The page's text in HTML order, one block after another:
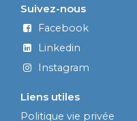
Liens utiles
Politique vie privée
Suivez-nous
Facebook
Linkedin
Instagram